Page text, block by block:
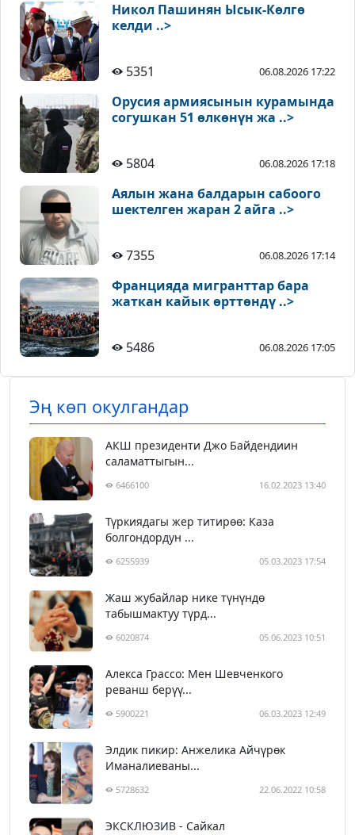
Никол Пашинян Ысык-Көлгө
келди ..>
5351 06.08.2026 17:22
Орусия армиясынын курамында
согушкан 51 өлкөнүн жа ..>
5804 06.08.2026 17:18
Аялын жана балдарын сабоого
шектелген жаран 2 айга ..>
7355 06.08.2026 17:14
Францияда мигранттар бара
жаткан кайык өрттөндү ..>
5486 06.08.2026 17:05
Эң көп окулгандар
АКШ президенти Джо Байдендиин
саламаттыгын...
6466100 16.02.2023 13:40
Түркиядагы жер титирөө: Каза
болгондордун ...
6255939 05.03.2023 17:54
Жаш жубайлар нике түнүндө
табышмактуу түрд...
6020874 05.06.2023 10:51
Алекса Грассо: Мен Шевченкого
реванш берүү...
5900221 06.03.2023 12:49
Элдик пикир: Анжелика Айчүрөк
Иманалиеваны...
5728632 22.06.2022 10:58
ЭКСКЛЮЗИВ - Сайкал